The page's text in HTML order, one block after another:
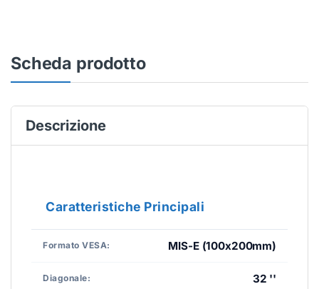
Scheda prodotto
Descrizione
Caratteristiche Principali
Formato VESA: MIS-E (100x200mm)
Diagonale: 32 ''